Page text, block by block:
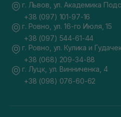
г. Львов, ул. Академика
+38 (097) 101-97-16
г. Ровно, ул. 16-го Июля, 15
+38 (097) 544-61-44
г. Ровно, ул. Кулика и
+38 (068) 209-34-88
г. Луцк, ул. Винниченка, 4
+38 (098) 076-60-62